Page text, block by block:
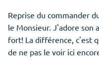
Reprise du commander
le Monsieur. J'adore son
fort! La différence, c'est
de ne pas le voir ici